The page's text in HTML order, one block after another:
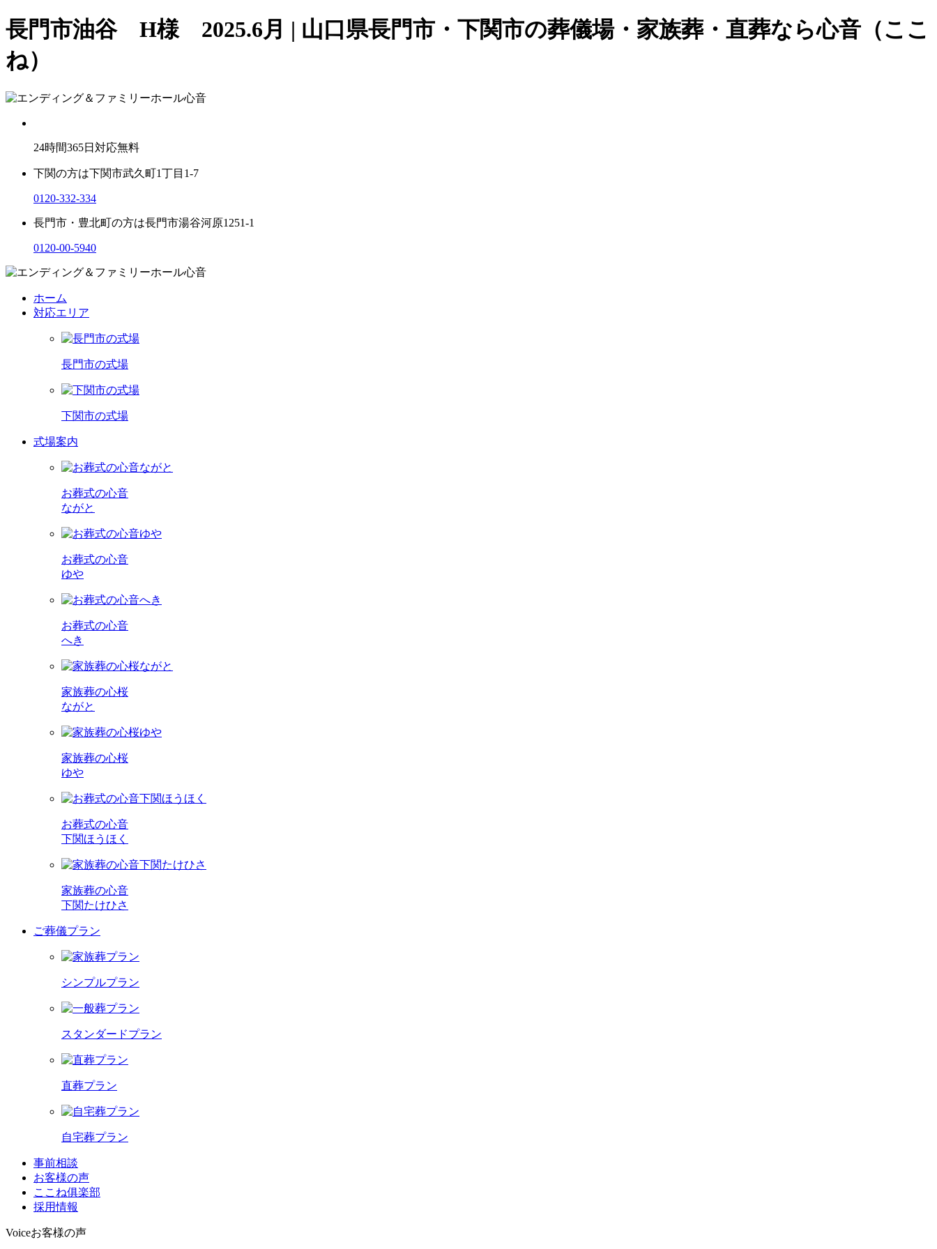
長門市油谷 H様 2025.6月 | 山口県長門市・下関市の葬儀場・家族葬・直葬なら心音（ここ
ね）
24時間365日対応無料
下関の方は下関市武久町1丁目1-7
0120-332-334
長門市・豊北町の方は長門市湯谷河原1251-1
0120-00-5940
ホーム
対応エリア
長門市の式場
下関市の式場
式場案内
お葬式の心音
ながと
お葬式の心音
ゆや
お葬式の心音
へき
家族葬の心桜
ながと
家族葬の心桜
ゆや
お葬式の心音
下関ほうほく
家族葬の心音
下関たけひさ
ご葬儀プラン
シンプルプラン
スタンダードプラン
直葬プラン
自宅葬プラン
事前相談
お客様の声
ここね俱楽部
採用情報
Voiceお客様の声